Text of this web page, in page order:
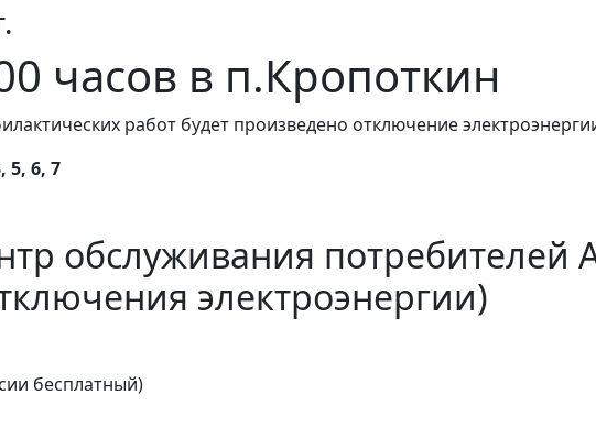
часов в п.Кропоткин
работ будет произведено отключение
6, 7
обслуживания потребителей
электроэнергии)
бесплатный)